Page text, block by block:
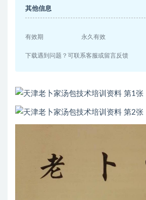
其他信息
有效期 永久有效
下载遇到问题？可联系客服或留言反馈